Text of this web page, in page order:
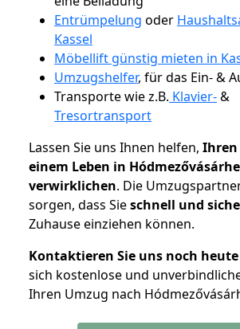
Entrümpelung oder
Kassel
Möbellift günstig mieten in
Umzugshelfer, für das Ein- &
Transporte wie z.B. Klavier-&
Tresortransport
Lassen Sie uns Ihnen helfen, Ihren
einem Leben in
verwirklichen. Die
sorgen, dass Sieschnell und
Zuhause einziehen können.
Kontaktieren Sie uns noch heute
sich kostenlose und
Ihren Umzug nach